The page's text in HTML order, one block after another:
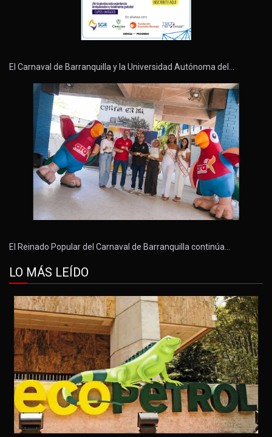
El Carnaval de Barranquilla y la Universidad Autónoma del…
El Reinado Popular del Carnaval de Barranquilla continúa…
LO MÁS LEÍDO